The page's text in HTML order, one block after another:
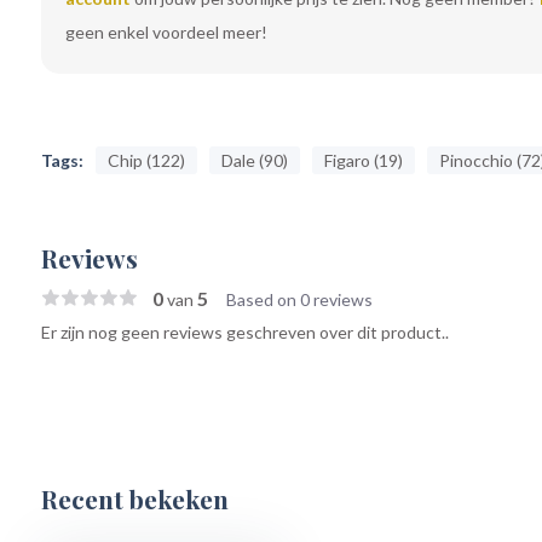
geen enkel voordeel meer!
Tags: Chip (122) Dale (90) Figaro (19) Pinocchio
Reviews
0van 5
Based on 0 reviews
Er zijn nog geen reviews geschreven over dit product..
Recent bekeken